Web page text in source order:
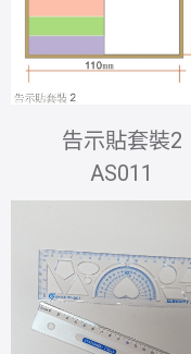
告示貼套裝2
AS011